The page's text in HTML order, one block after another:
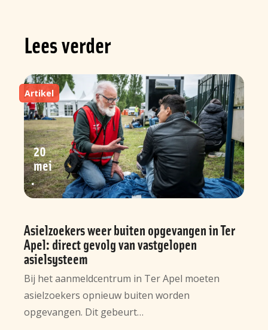
Lees verder
Asielzoekers weer buiten opgevangen in Ter
Apel: direct gevolg van vastgelopen
asielsysteem
Artikel
20
mei
Bij het aanmeldcentrum in Ter Apel moeten
asielzoekers opnieuw buiten worden
opgevangen. Dit gebeurt…